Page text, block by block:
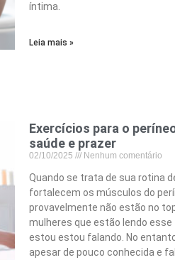
íntima.
Leia mais »
Exercícios para o
saúde e prazer
02/10/2025 Nenhum comentário
Quando se trata de sua rotina
fortalecem os músculos do
provavelmente não estão no
mulheres que estão lendo
estou estou falando. No
apesar de pouco conhecida e